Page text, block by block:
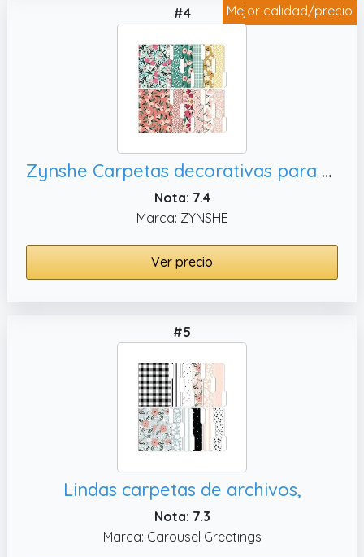
Mejor calidad/precio
#4
Zynshe Carpetas decorativas para archivos, bonitas
Nota: 7.4
Marca: ZYNSHE
Ver precio
#5
Lindas carpetas de archivos,
Nota: 7.3
Marca: Carousel Greetings